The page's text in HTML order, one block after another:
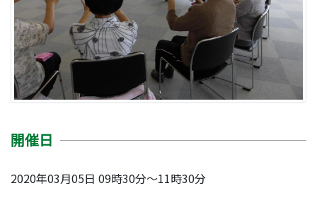
開催日
2020年03月05日 09時30分～11時30分